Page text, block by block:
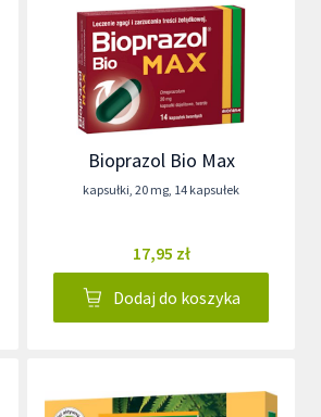
Bioprazol Bio Max
kapsułki, 20 mg, 14 kapsułek
17,95 zł
Dodaj do koszyka